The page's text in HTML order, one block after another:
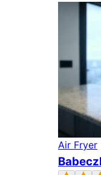
Air Fryer